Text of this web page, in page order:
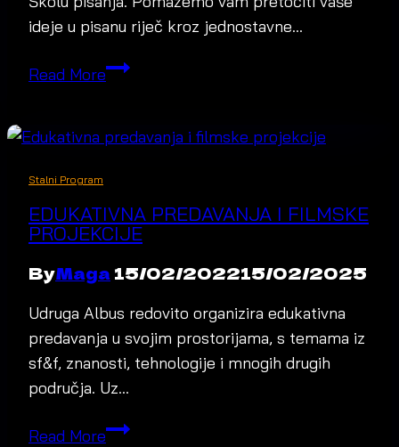
ideje u pisanu riječ kroz jednostavne…
Read MoreŠkola
Stalni Program
EDUKATIVNA PREDAVANJA I FILMSKE
PROJEKCIJE
ByMaga15/02/202215/02/2025
Udruga Albus redovito organizira edukativna
predavanja u svojim prostorijama, s temama iz
sf&f, znanosti, tehnologije i mnogih drugih
područja. Uz…
Read MoreEdukativna